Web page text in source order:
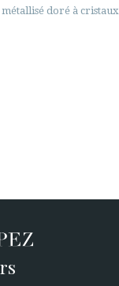
doré à cristaux